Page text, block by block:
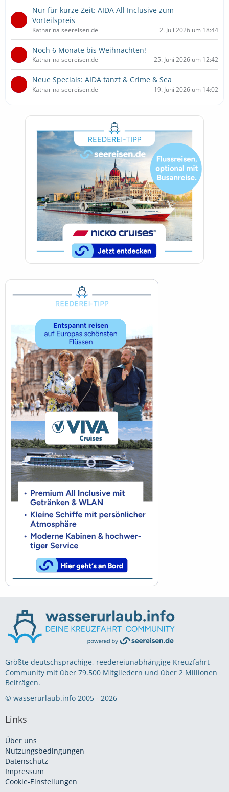
Nur für kurze Zeit: AIDA All Inclusive zum
Vorteilspreis
Katharina seereisen.de 2. Juli 2026 um 18:44
Noch 6 Monate bis Weihnachten!
Katharina seereisen.de 25. Juni 2026 um 12:42
Neue Specials: AIDA tanzt & Crime & Sea
Katharina seereisen.de 19. Juni 2026 um 14:02
Größte deutschsprachige, reedereiunabhängige Kreuzfahrt
Community mit über 79.500 Mitgliedern und über 2 Millionen
Beiträgen.
© wasserurlaub.info 2005 - 2026
Links
Über uns
Nutzungsbedingungen
Datenschutz
Impressum
Cookie-Einstellungen